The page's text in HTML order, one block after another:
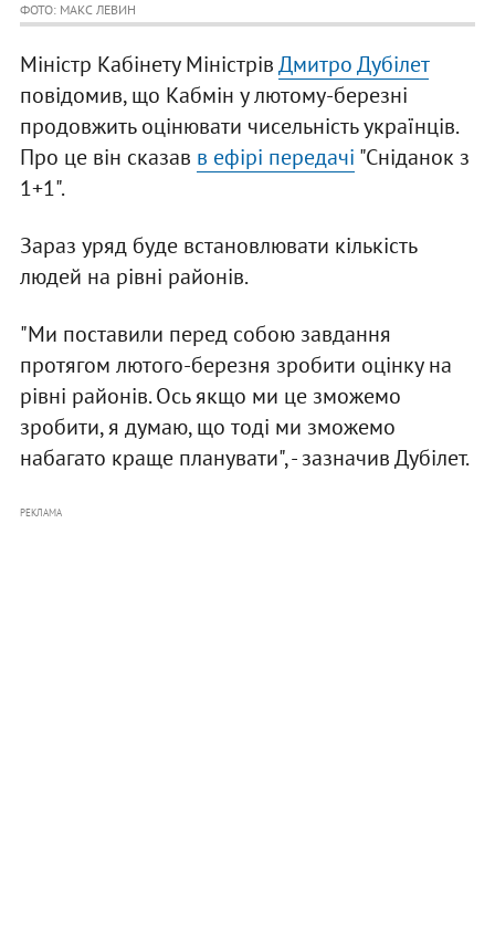
ФОТО: МАКС ЛЕВИН
Міністр Кабінету МіністрівДмитро Дубілет
повідомив, що Кабмін у лютому-березні
продовжить оцінювати чисельність українців.
Про це він сказав в ефірі передачі "Сніданок з
1+1".
Зараз уряд буде встановлювати кількість
людей на рівні районів.
"Ми поставили перед собою завдання
протягом лютого-березня зробити оцінку на
рівні районів. Ось якщо ми це зможемо
зробити, я думаю, що тоді ми зможемо
набагато краще планувати", - зазначив Дубілет.
РЕКЛАМА